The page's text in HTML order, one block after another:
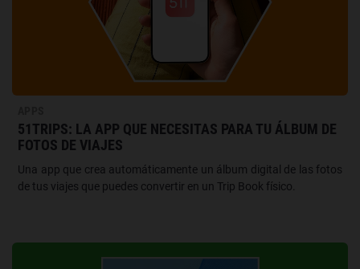
51TRIPS: LA APP QUE NECESITAS PARA TU ÁLBUM DE
FOTOS DE VIAJES
Una app que crea automáticamente un álbum digital de las fotos
de tus viajes que puedes convertir en un Trip Book físico.